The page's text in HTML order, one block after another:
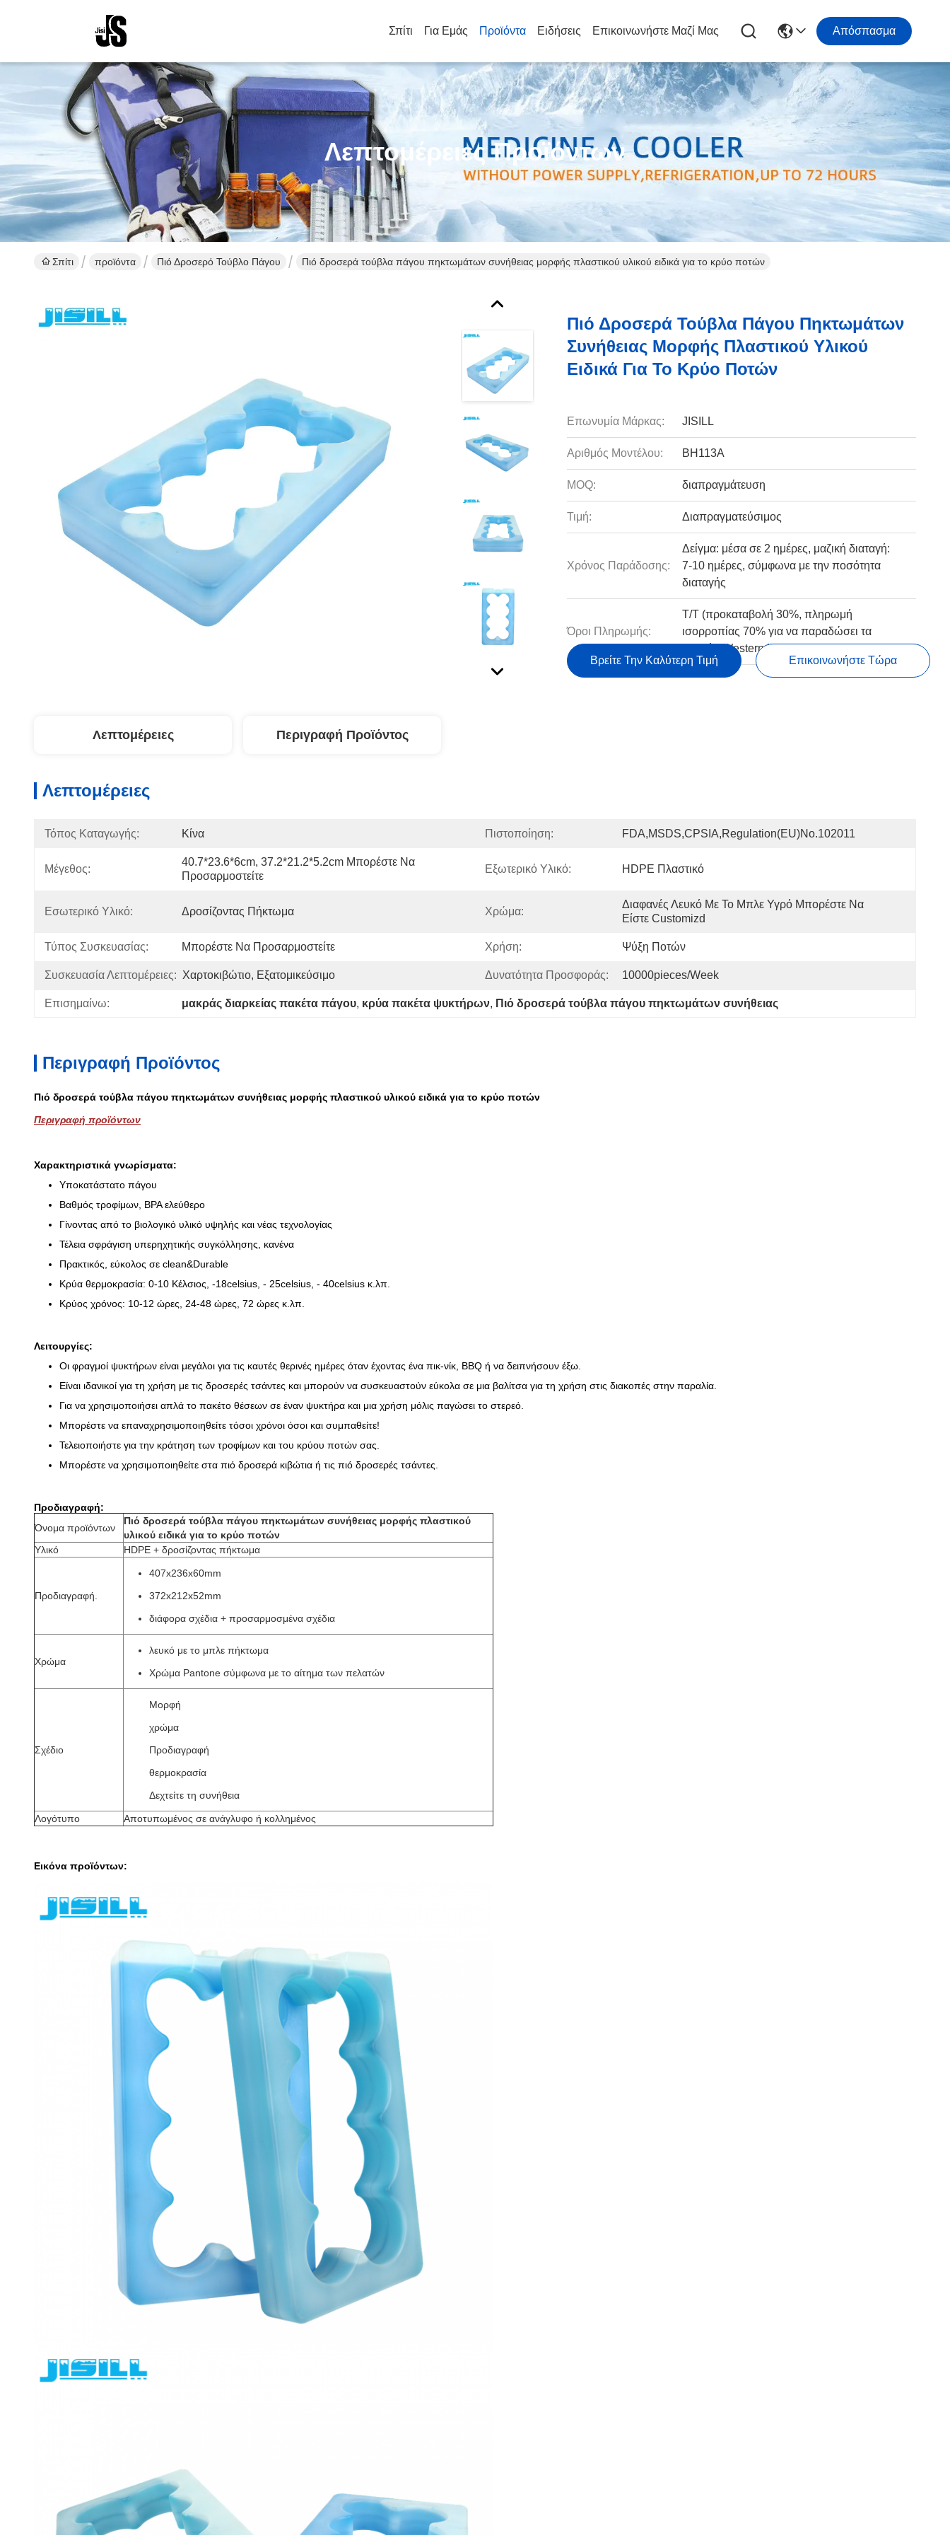
Σπίτι Για Εμάς Προϊόντα Ειδήσεις Επικοινωνήστε Μαζί Μας Απόσπασμα
Λεπτομέρειες Προϊόντων
Σπίτι προϊόντα Πιό Δροσερό Τούβλο Πάγου Πιό δροσερά τούβλα πάγου πηκτωμάτων συνήθειας μορφής πλαστικού υλικού ειδικά για το κρύο ποτών
Πιό Δροσερά Τούβλα Πάγου Πηκτωμάτων
Συνήθειας Μορφής Πλαστικού Υλικού
Ειδικά Για Το Κρύο Ποτών
Επωνυμία Μάρκας: JISILL
Αριθμός Μοντέλου: BH113A
MOQ: διαπραγμάτευση
Τιμή: Διαπραγματεύσιμος
Χρόνος Παράδοσης:
Δείγμα: μέσα σε 2 ημέρες, μαζική διαταγή:
7-10 ημέρες, σύμφωνα με την ποσότητα
διαταγής
Όροι Πληρωμής:
T/T (προκαταβολή 30%, πληρωμή
ισορροπίας 70% για να παραδώσει τα
αγαθά), Western Union, Paypal
Βρείτε Την Καλύτερη Τιμή
Επικοινωνήστε Τώρα
Λεπτομέρειες Περιγραφή Προϊόντος
Λεπτομέρειες
Τόπος Καταγωγής: Κίνα Πιστοποίηση: FDA,MSDS,CPSIA,Regulation(EU)no.102011
Μέγεθος:
40.7*23.6*6cm, 37.2*21.2*5.2cm Μπορέστε Να
Προσαρμοστείτε
Εξωτερικό Υλικό: HDPE Πλαστικό
Εσωτερικό Υλικό: Δροσίζοντας Πήκτωμα Χρώμα:
Διαφανές Λευκό Με Το Μπλε Υγρό Μπορέστε Να
Είστε Customizd
Τύπος Συσκευασίας: Μπορέστε Να Προσαρμοστείτε Χρήση: Ψύξη Ποτών
Συσκευασία Λεπτομέρειες: Χαρτοκιβώτιο, Εξατομικεύσιμο Δυνατότητα Προσφοράς: 10000pieces/week
Επισημαίνω: μακράς διαρκείας πακέτα πάγου, κρύα πακέτα ψυκτήρων, Πιό δροσερά τούβλα πάγου πηκτωμάτων συνήθειας
Περιγραφή Προϊόντος
Πιό δροσερά τούβλα πάγου πηκτωμάτων συνήθειας μορφής πλαστικού υλικού ειδικά για το κρύο ποτών
Περιγραφή προϊόντων
Χαρακτηριστικά γνωρίσματα:
Υποκατάστατο πάγου
Βαθμός τροφίμων, BPA ελεύθερο
Γίνοντας από το βιολογικό υλικό υψηλής και νέας τεχνολογίας
Τέλεια σφράγιση υπερηχητικής συγκόλλησης, κανένα
Πρακτικός, εύκολος σε clean&Durable
Κρύα θερμοκρασία: 0-10 Κέλσιος, -18celsius, - 25celsius, - 40celsius κ.λπ.
Κρύος χρόνος: 10-12 ώρες, 24-48 ώρες, 72 ώρες κ.λπ.
Λειτουργίες:
Οι φραγμοί ψυκτήρων είναι μεγάλοι για τις καυτές θερινές ημέρες όταν έχοντας ένα πικ-νίκ, BBQ ή να δειπνήσουν έξω.
Είναι ιδανικοί για τη χρήση με τις δροσερές τσάντες και μπορούν να συσκευαστούν εύκολα σε μια βαλίτσα για τη χρήση στις διακοπές στην παραλία.
Για να χρησιμοποιήσει απλά το πακέτο θέσεων σε έναν ψυκτήρα και μια χρήση μόλις παγώσει το στερεό.
Μπορέστε να επαναχρησιμοποιηθείτε τόσοι χρόνοι όσοι και συμπαθείτε!
Τελειοποιήστε για την κράτηση των τροφίμων και του κρύου ποτών σας.
Μπορέστε να χρησιμοποιηθείτε στα πιό δροσερά κιβώτια ή τις πιό δροσερές τσάντες.
Προδιαγραφή:
Όνομα προϊόντων
Πιό δροσερά τούβλα πάγου πηκτωμάτων συνήθειας μορφής πλαστικού
υλικού ειδικά για το κρύο ποτών
Υλικό
HDPE + δροσίζοντας πήκτωμα
Προδιαγραφή.
407x236x60mm
372x212x52mm
διάφορα σχέδια + προσαρμοσμένα σχέδια
Χρώμα
λευκό με το μπλε πήκτωμα
Χρώμα Pantone σύμφωνα με το αίτημα των πελατών
Σχέδιο
Μορφή
χρώμα
Προδιαγραφή
θερμοκρασία
Δεχτείτε τη συνήθεια
Λογότυπο Αποτυπωμένος σε ανάγλυφο ή κολλημένος
Εικόνα προϊόντων: